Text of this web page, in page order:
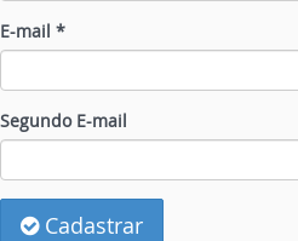
E-mail *
Segundo E-mail
Cadastrar